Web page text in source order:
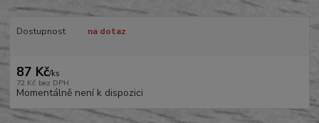
Dostupnost na dotaz
87 Kč/ks
72 Kč bez DPH
Momentálně není k dispozici